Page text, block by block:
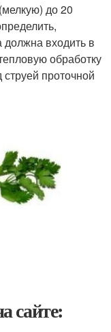
до 20
должна входить в
обработку
проточной
сайте: